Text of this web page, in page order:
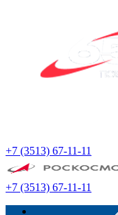
+7 (3513) 67-11-11
+7 (3513) 67-11-11